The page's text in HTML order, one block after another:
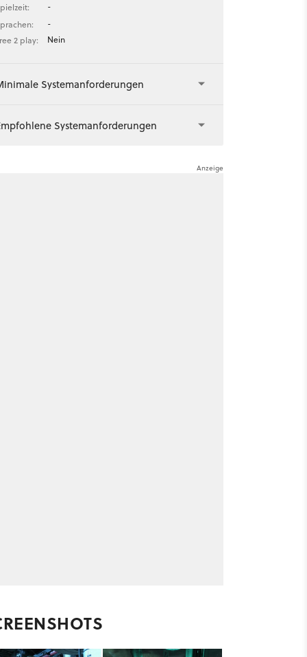
-
-
2 play:
Nein
Systemanforderungen
Systemanforderungen